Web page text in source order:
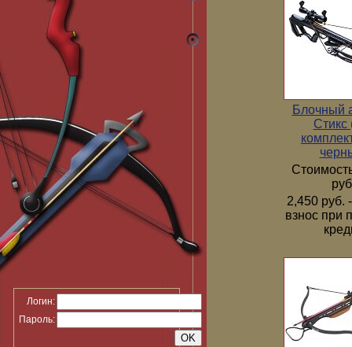
Логин:
Пароль:
Блочный
Стикс
2,450 руб.
взнос при